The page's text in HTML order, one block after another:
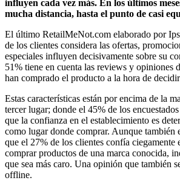
influyen cada vez más. En los últimos
mucha distancia, hasta el punto de casi
El último RetailMeNot.com elaborado por
de los clientes considera las ofertas,
especiales influyen decisivamente sobre su
51% tiene en cuenta las reviews y opiniones
han comprado el producto a la hora de
Estas características están por encima de la
tercer lugar; donde el 45% de los
que la confianza en el establecimiento es
como lugar donde comprar. Aunque también
que el 27% de los clientes confía ciegamente
comprar productos de una marca conocida,
que sea más caro. Una opinión que también
offline.